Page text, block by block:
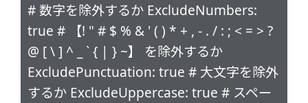
# 数字を除外するか ExcludeNumbers:
true # 【! " # $ % & ' ( ) * + , - . / : ; < = > ?
@ [ \ ] ^ _ ` { | } ~】 を除外するか
ExcludePunctuation: true # 大文字を除外
するか ExcludeUppercase: true # スペー